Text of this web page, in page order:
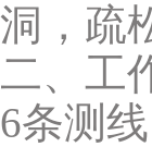
洞，疏
二、工
6条测